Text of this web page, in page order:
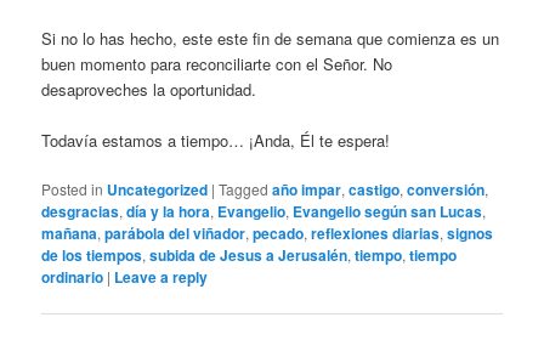
Si no lo has hecho, este este fin de semana que comienza es un
buen momento para reconciliarte con el Señor. No
desaproveches la oportunidad.
Todavía estamos a tiempo… ¡Anda, Él te espera!
Posted in Uncategorized |Tagged año impar,castigo,conversión,
desgracias,día y la hora, Evangelio, Evangelio según san Lucas,
mañana,parábola del viñador,pecado,reflexiones diarias,signos
de los tiempos,subida de Jesus a Jerusalén,tiempo,tiempo
ordinario | Leave a reply